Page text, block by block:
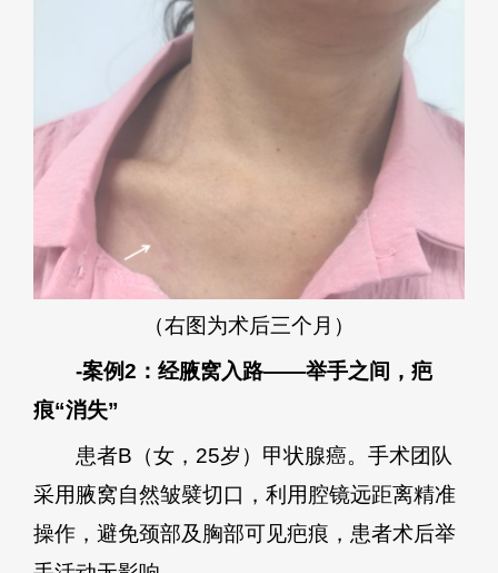
（右图为术后三个月）
-案例2：经腋窝入路——举手之间，疤
痕“消失”
患者B（女，25岁）甲状腺癌。手术团队
采用腋窝自然皱襞切口，利用腔镜远距离精准
操作，避免颈部及胸部可见疤痕，患者术后举